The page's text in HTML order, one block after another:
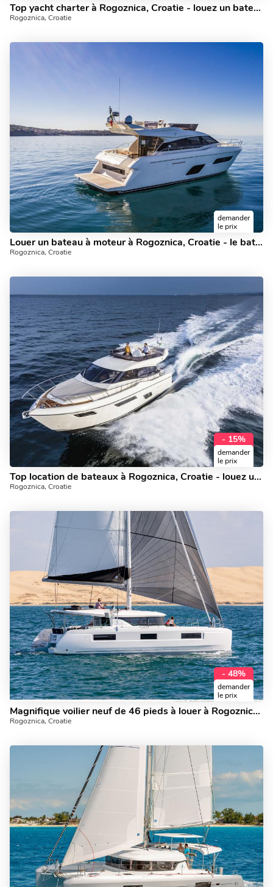
Top yacht charter à Rogoznica, Croatie - louez un bateau à moteur pour jusqu'à 6 personnes.
Rogoznica, Croatie
demander
le prix
Louer un bateau à moteur à Rogoznica, Croatie - le bateau Barakuda.
Rogoznica, Croatie
- 15%
demander
le prix
Top location de bateaux à Rogoznica, Croatie - louez un bateau à moteur pour jusqu'à 6 personnes.
Rogoznica, Croatie
- 48%
demander
le prix
Magnifique voilier neuf de 46 pieds à louer à Rogoznica, Croatie. Location de yacht pour 8 personnes.
Rogoznica, Croatie